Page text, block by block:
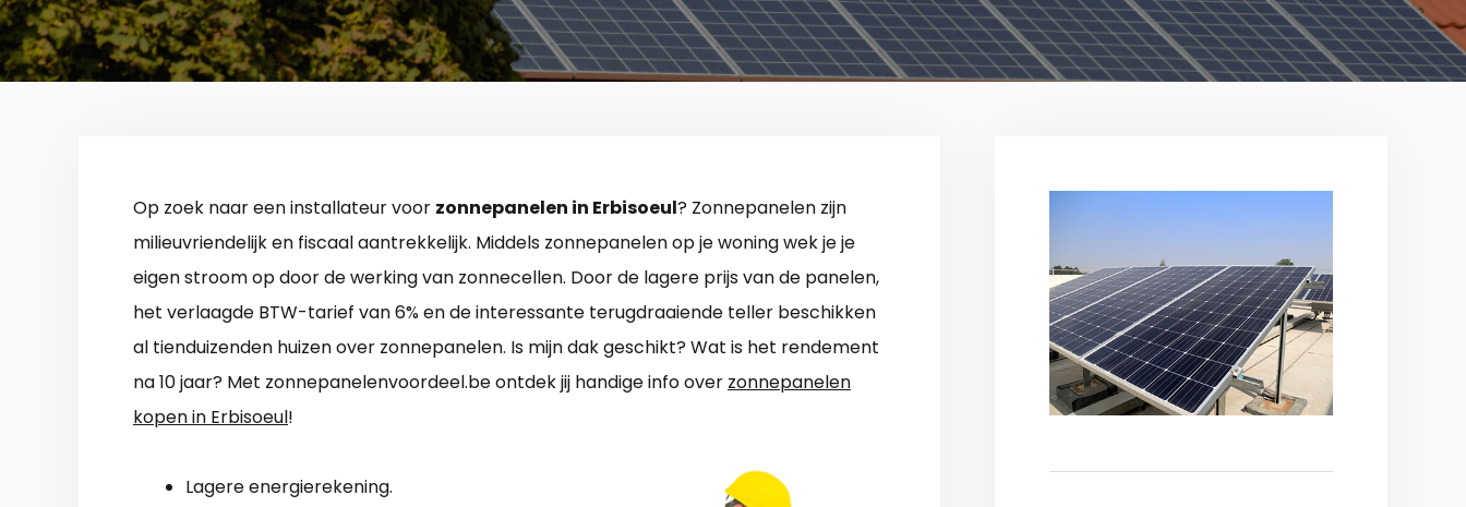
Op zoek naar een installateur voor zonnepanelen in Erbisoeul? Zonnepanelen zijn
milieuvriendelijk en fiscaal aantrekkelijk. Middels zonnepanelen op je woning wek je je
eigen stroom op door de werking van zonnecellen. Door de lagere prijs van de panelen,
het verlaagde BTW-tarief van 6% en de interessante terugdraaiende teller beschikken
al tienduizenden huizen over zonnepanelen. Is mijn dak geschikt? Wat is het rendement
na 10 jaar? Met zonnepanelenvoordeel.be ontdek jij handige info over zonnepanelen
kopen in Erbisoeul!
Lagere energierekening.